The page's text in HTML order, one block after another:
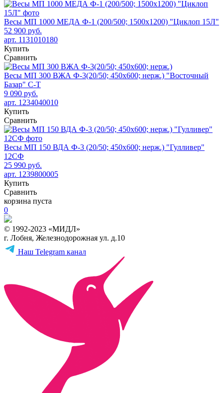
Весы МП 1000 МЕДА Ф-1 (200/500; 1500х1200) "Циклоп 15Л"
52 900 руб.
арт. 1131010180
Купить
Сравнить
Весы МП 300 ВЖА Ф-3(20/50; 450х600; нерж.) "Восточный
Базар" С-Т
9 090 руб.
арт. 1234040010
Купить
Сравнить
Весы МП 150 ВДА Ф-3 (20/50; 450х600; нерж.) "Гулливер"
12СФ
25 990 руб.
арт. 1239800005
Купить
Сравнить
корзина пуста
0
© 1992-2023 «МИДЛ»
г. Лобня, Железнодорожная ул. д.10
Наш Telegram канал